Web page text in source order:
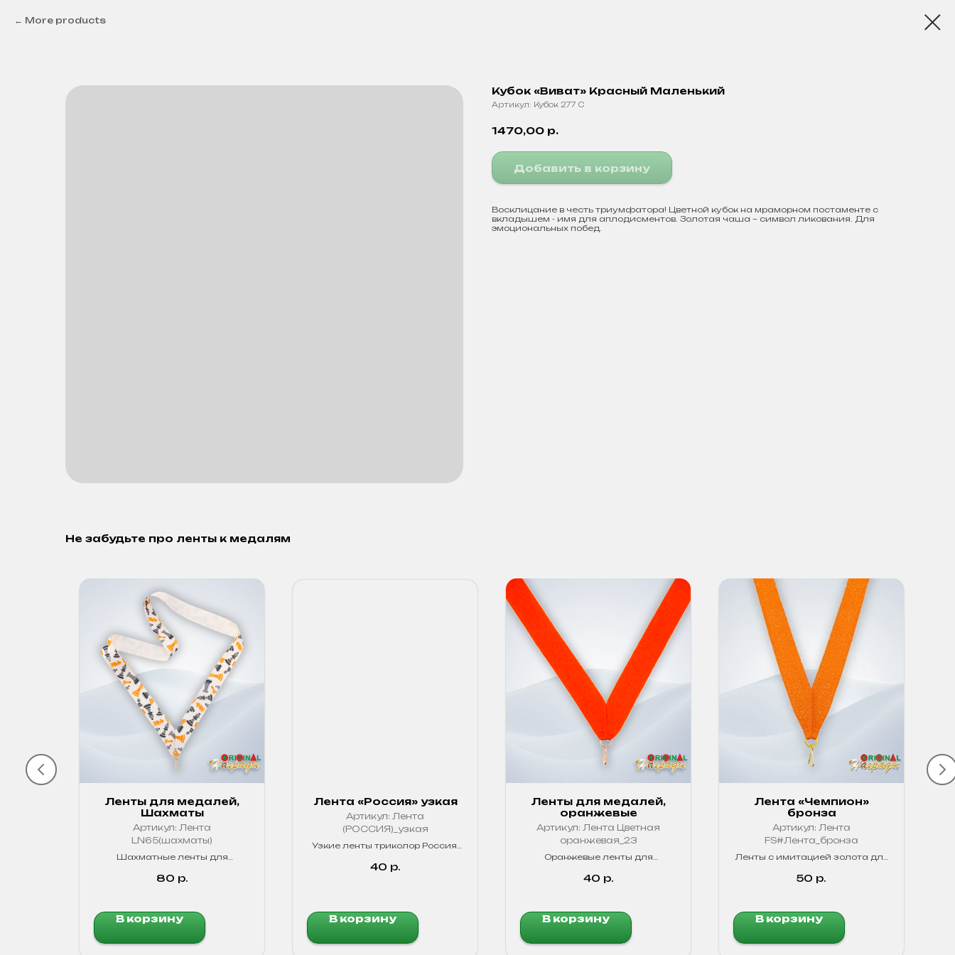
More products
Кубок «Виват» Красный Маленький
Артикул: Кубок 277 C
1470,00 р.
Добавить в корзину
Восклицание в честь триумфатора! Цветной кубок на мраморном постаменте с
вкладышем - имя для аплодисментов. Золотая чаша – символ ликования. Для
эмоциональных побед.
Не забудьте про ленты к медалям
Ленты для медалей,
Шахматы
Артикул: Лента
LN65(шахматы)
Шахматные ленты для
80 р.
В корзину
Лента «Россия» узкая
Артикул: Лента
(РОССИЯ)_узкая
Узкие ленты триколор Россия.
Качественные, яркие цвета!
40 р.
В корзину
Ленты для медалей,
оранжевые
Артикул: Лента Цветная
оранжевая_23
Оранжевые ленты для
40 р.
В корзину
Лента «Чемпион»
бронза
Артикул: Лента
FS#Лента_бронза
Ленты с имитацией золота для
победителей в любых
соревнованиях.
50 р.
В корзину